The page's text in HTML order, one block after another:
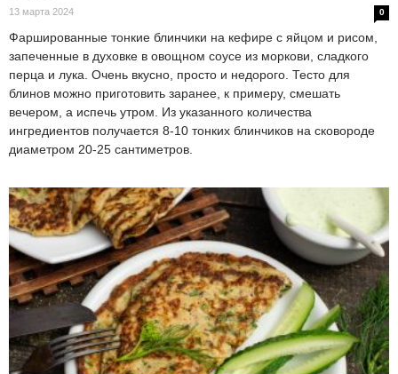
13 марта 2024 0
Фаршированные тонкие блинчики на кефире с яйцом и рисом,
запеченные в духовке в овощном соусе из моркови, сладкого
перца и лука. Очень вкусно, просто и недорого. Тесто для
блинов можно приготовить заранее, к примеру, смешать
вечером, а испечь утром. Из указанного количества
ингредиентов получается 8-10 тонких блинчиков на сковороде
диаметром 20-25 сантиметров.